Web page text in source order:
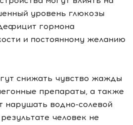
уровень глюкозы
гормона
и постоянному желанию
снижать чувство жажды
препараты, а также
нарушать водно-солевой
человек не